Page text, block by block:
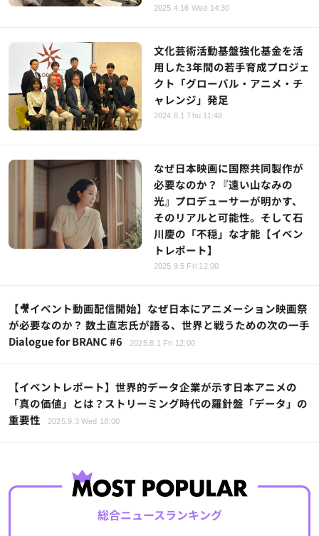
2025.4.16 Wed 14:30
文化芸術活動基盤強化基金を活
用した3年間の若手育成プロジェ
クト「グローバル・アニメ・チ
ャレンジ」発足
2024.8.1 Thu 11:48
なぜ日本映画に国際共同製作が
必要なのか？『遠い山なみの
光』プロデューサーが明かす、
そのリアルと可能性。そして石
川慶の「不穏」な才能【イベン
トレポート】
2025.9.5 Fri 12:00
【🎥イベント動画配信開始】なぜ日本にアニメーション映画祭
が必要なのか？ 数土直志氏が語る、世界と戦うための次の一手
Dialogue for BRANC #6
2025.8.1 Fri 12:00
【イベントレポート】世界的データ企業が示す日本アニメの
「真の価値」とは？ストリーミング時代の羅針盤「データ」の
重要性
2025.9.3 Wed 18:00
総合ニュースランキング